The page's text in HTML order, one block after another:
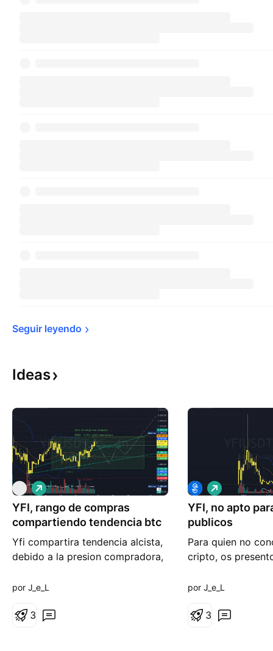
Seguir leyendo
Ideas
YFI, rango de compras
compartiendo tendencia btc
Yfi compartira tendencia alcista,
debido a la presion compradora,
tanto desde mi analisis el RANGO
Este rango posible podria ir
L
a
g
o
por J_e_L
3
YFI, no apto
publicos
Para quien no
cripto, os
con un supply
unidades. Cap
L
a
g
o
por J_e_L
3